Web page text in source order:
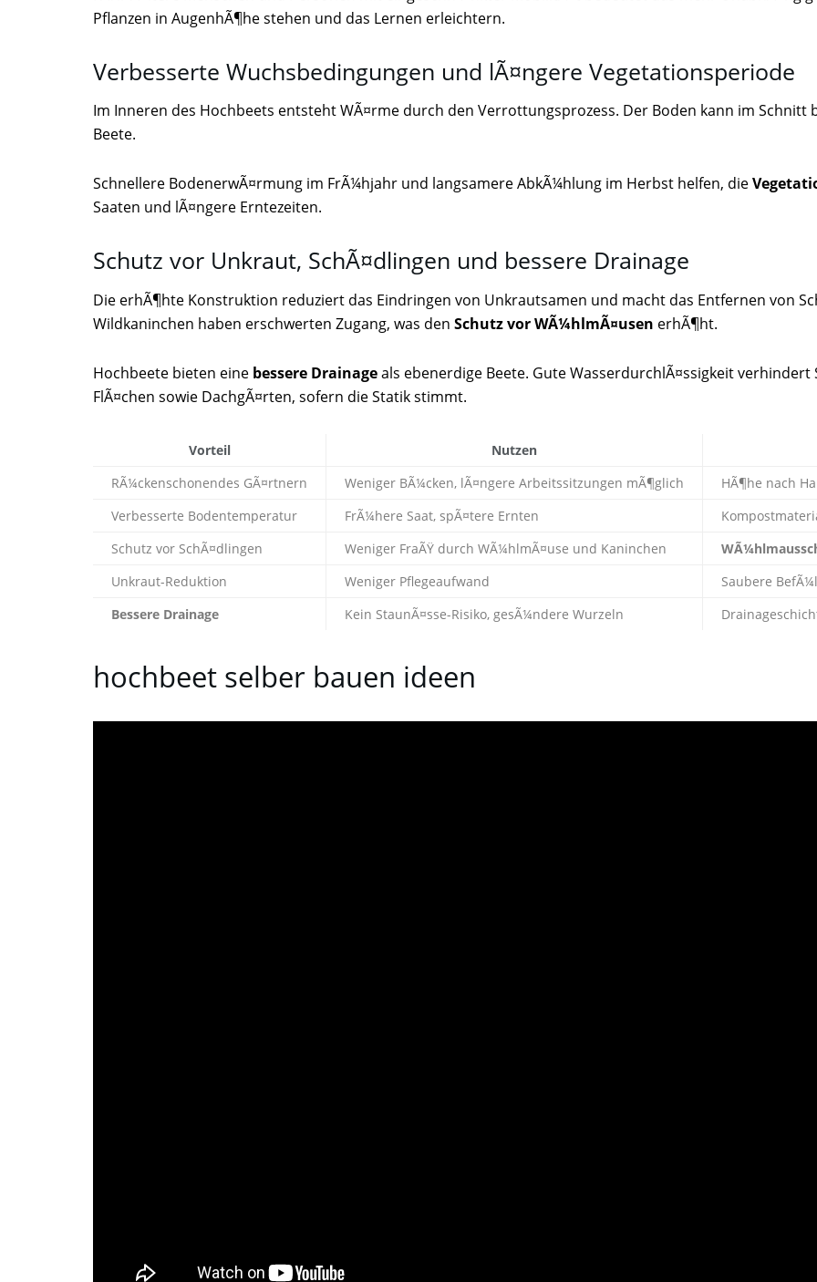
Pflanzen in AugenhÃ¶he stehen und das Lernen erleichtern.
Verbesserte Wuchsbedingungen und lÃ¤ngere Vegetationsperiode
Im Inneren des Hochbeets entsteht WÃ¤rme durch den Verrottungsprozess. Der Boden kann im Schnitt
Beete.
Schnellere BodenerwÃ¤rmung im FrÃ¼hjahr und langsamere AbkÃ¼hlung im Herbst helfen, die
Saaten und lÃ¤ngere Erntezeiten.
Schutz vor Unkraut, SchÃ¤dlingen und bessere Drainage
Die erhÃ¶hte Konstruktion reduziert das Eindringen von Unkrautsamen und macht das Entfernen von
Wildkaninchen haben erschwerten Zugang, was den Schutz vor WÃ¼hlmÃ¤usen erhÃ¶ht.
Hochbeete bieten eine bessere Drainageals ebenerdige Beete. Gute WasserdurchlÃ¤ssigkeit
FlÃ¤chen sowie DachgÃ¤rten, sofern die Statik stimmt.
Vorteil Nutzen
RÃ¼ckenschonendes GÃ¤rtnern
Weniger BÃ¼cken, lÃ¤ngere Arbeitssitzungen mÃ¶glich
HÃ¶he nach
Verbesserte Bodentemperatur
FrÃ¼here Saat, spÃ¤tere Ernten
Schutz vor SchÃ¤dlingen
Weniger FraÃŸ durch WÃ¼hlmÃ¤use und Kaninchen
Unkraut-Reduktion
Weniger Pflegeaufwand
Saubere
Bessere Drainage
Kein StaunÃ¤sse-Risiko, gesÃ¼ndere Wurzeln
hochbeet selber bauen ideen